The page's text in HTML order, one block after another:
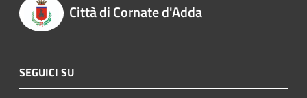
Città di Cornate d'Adda
SEGUICI SU